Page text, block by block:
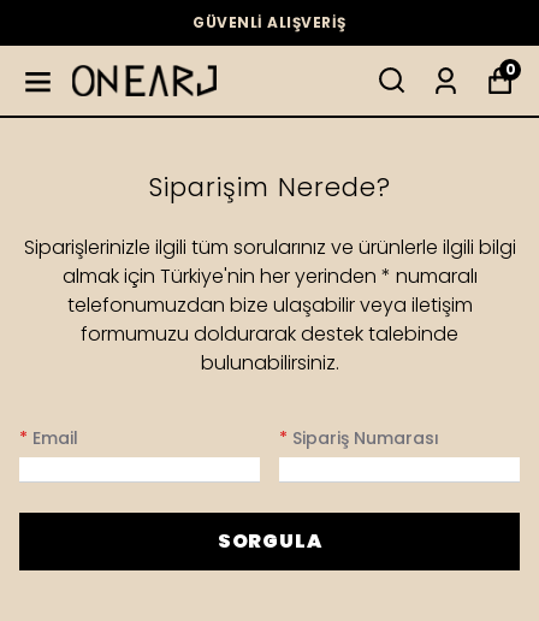
GÜVENLİ ALIŞVERİŞ
0
Siparişim Nerede?
Siparişlerinizle ilgili tüm sorularınız ve ürünlerle ilgili bilgi
almak için Türkiye'nin her yerinden * numaralı
telefonumuzdan bize ulaşabilir veya iletişim
formumuzu doldurarak destek talebinde
bulunabilirsiniz.
* Email * Sipariş Numarası
SORGULA